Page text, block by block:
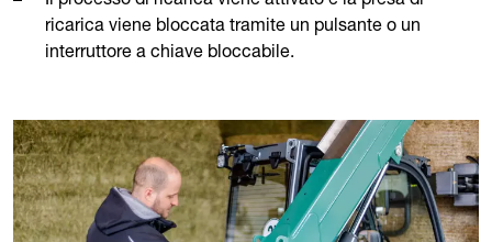
ricarica viene bloccata tramite un pulsante o un
interruttore a chiave bloccabile.